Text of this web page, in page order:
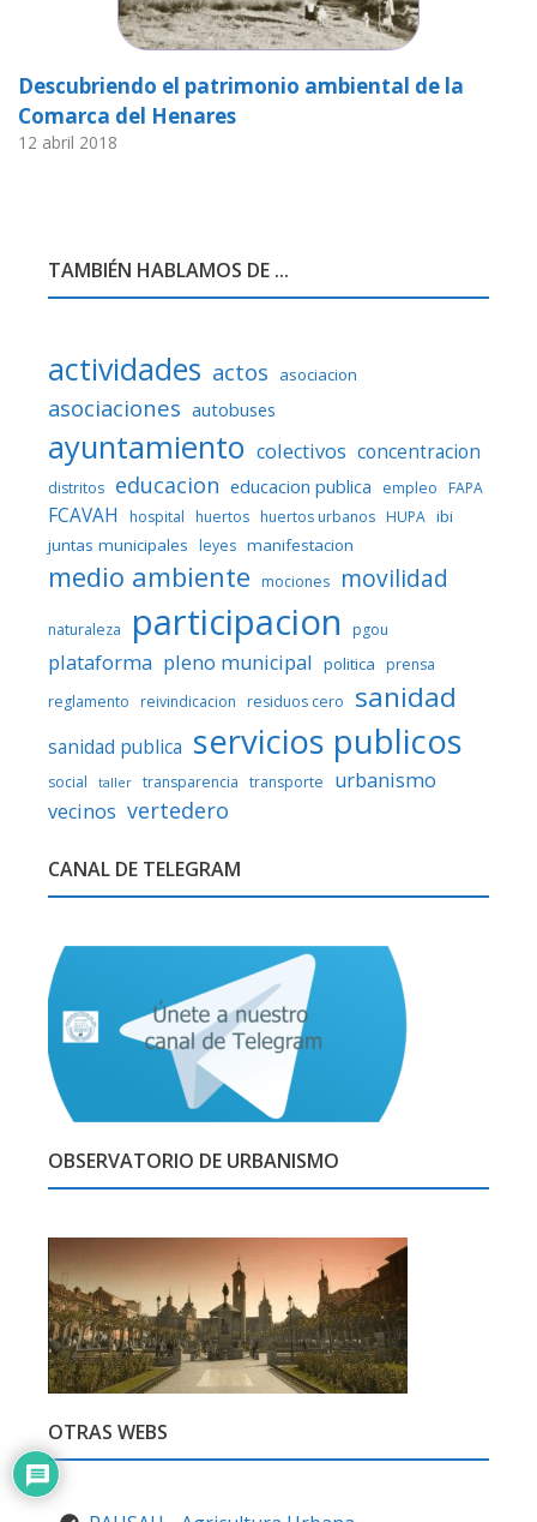
Descubriendo el patrimonio ambiental de la
Comarca del Henares
12 abril 2018
TAMBIÉN HABLAMOS DE ...
actividades actos asociacion
asociaciones autobuses
ayuntamiento colectivos concentracion
distritos educacion educacion publica empleo FAPA
FCAVAH hospital huertos huertos urbanos HUPA ibi
juntas municipales
leyes manifestacion
medio ambiente mociones movilidad
naturaleza participacion pgou
plataforma pleno municipal politica
prensa
reglamento
reivindicacion residuos cero sanidad
sanidad publica servicios publicos
social taller transparencia transporte
urbanismo
vecinos vertedero
CANAL DE TELEGRAM
OBSERVATORIO DE URBANISMO
OTRAS WEBS